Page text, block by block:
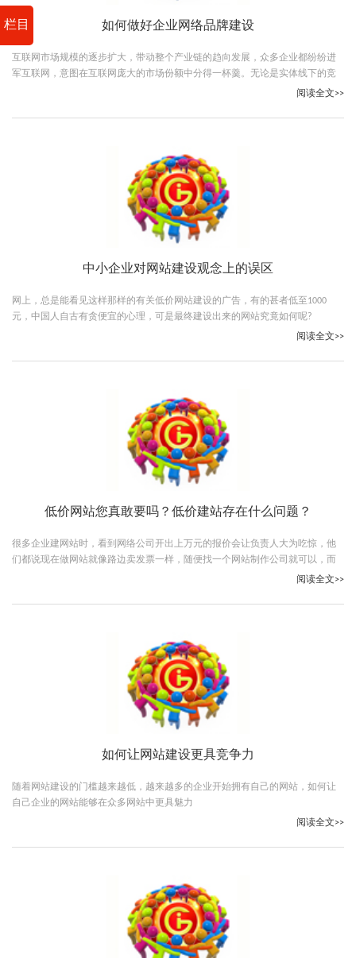
栏目 如何做好企业网络品牌建设
互联网市场规模的逐步扩大，带动整个产业链的趋向发展，众多企业都纷纷进
军互联网，意图在互联网庞大的市场份额中分得一杯羹。无论是实体线下的竞
阅读全文>>
中小企业对网站建设观念上的误区
网上，总是能看见这样那样的有关低价网站建设的广告，有的甚者低至1000
元，中国人自古有贪便宜的心理，可是最终建设出来的网站究竟如何呢?
阅读全文>>
低价网站您真敢要吗？低价建站存在什么问题？
很多企业建网站时，看到网络公司开出上万元的报价会让负责人大为吃惊，他
们都说现在做网站就像路边卖发票一样，随便找一个网站制作公司就可以，而
阅读全文>>
如何让网站建设更具竞争力
随着网站建设的门槛越来越低，越来越多的企业开始拥有自己的网站，如何让
自己企业的网站能够在众多网站中更具魅力
阅读全文>>